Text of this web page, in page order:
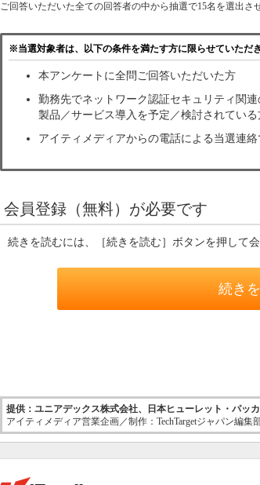
ご回答いただいた全ての回答者の中から抽選で15名を選出さ
※当選対象者は、以下の条件を満たす方に限らせていただき
本アンケートに全問ご回答いただいた方
勤務先でネットワーク認証セキュリティ関連
製品／サービス導入を予定／検討されている
アイティメディアからの電話による当選連
会員登録（無料）が必要です
続きを読むには、［続きを読む］ボタンを押して
続き
提供：ユニアデックス株式会社、日本ヒューレット・パッ
アイティメディア営業企画／制作：TechTargetジャパン編集